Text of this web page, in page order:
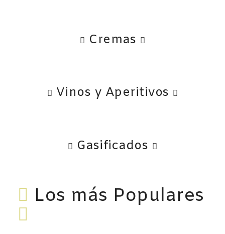
Cremas
Vinos y Aperitivos
Gasificados
Los más Populares